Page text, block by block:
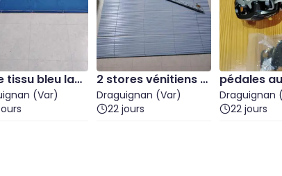
tissu bleu lav
(Var)
2 stores vénitiens bl
eu lavande
Draguignan (Var)
22 jours
pédales
ues
ales
Draguignan
22 jours